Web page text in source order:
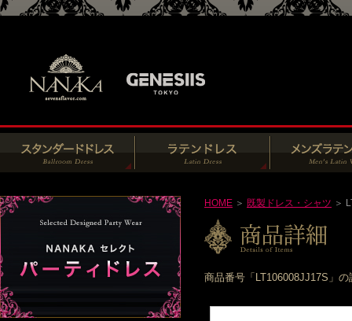
HOME ＞ 既製ドレス・シャツ ＞
商品番号「LT106008JJ17S」